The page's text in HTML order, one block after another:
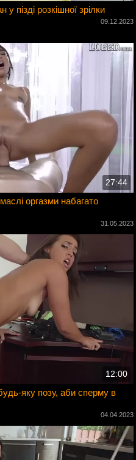
пізді розкішної зрілки
09.12.2023
27:44
оргазми набагато
31.05.2023
12:00
яку позу, аби сперму в
04.04.2023